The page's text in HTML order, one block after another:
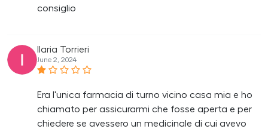
consiglio
Ilaria Torrieri
June 2, 2024
Era l'unica farmacia di turno vicino casa mia e ho
chiamato per assicurarmi che fosse aperta e per
chiedere se avessero un medicinale di cui avevo